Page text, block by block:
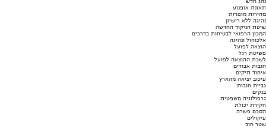
נהג חדש
תאונת אופנוע
מהירות מופרזת
נהיגה ללא רישיון
שיטת הניקוד החדשה
המכון הרפואי לבטיחות בדרכים
אלכוהול ונהיגה
הוצאה לפועל
פשיטת רגל
לשכת ההוצאה לפועל
חובות אבודים
איחוד תיקים
עיכוב יציאה מהארץ
גביית חובות
בנקים
גרפולוגיה משפטית
חקירת יכולת
הסכם פשרה
עיקולים
שטר חוב